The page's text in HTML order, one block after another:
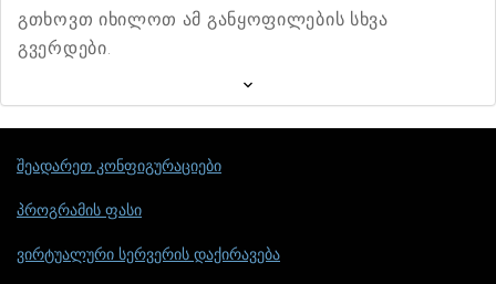
გთხოვთ იხილოთ ამ განყოფილების სხვა
გვერდები.
შეადარეთ კონფიგურაციები
პროგრამის ფასი
ვირტუალური სერვერის დაქირავება